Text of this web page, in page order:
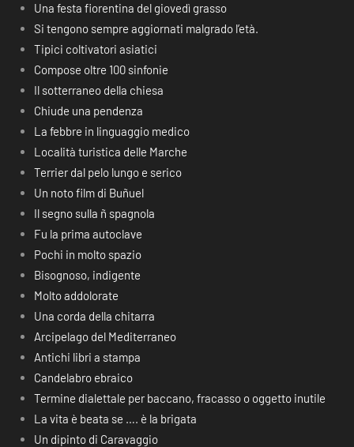
Una festa fiorentina del giovedì grasso
Si tengono sempre aggiornati malgrado l’età.
Tipici coltivatori asiatici
Compose oltre 100 sinfonie
Il sotterraneo della chiesa
Chiude una pendenza
La febbre in linguaggio medico
Località turistica delle Marche
Terrier dal pelo lungo e serico
Un noto film di Buñuel
Il segno sulla ñ spagnola
Fu la prima autoclave
Pochi in molto spazio
Bisognoso, indigente
Molto addolorate
Una corda della chitarra
Arcipelago del Mediterraneo
Antichi libri a stampa
Candelabro ebraico
Termine dialettale per baccano, fracasso o oggetto inutile
La vita è beata se …. è la brigata
Un dipinto di Caravaggio